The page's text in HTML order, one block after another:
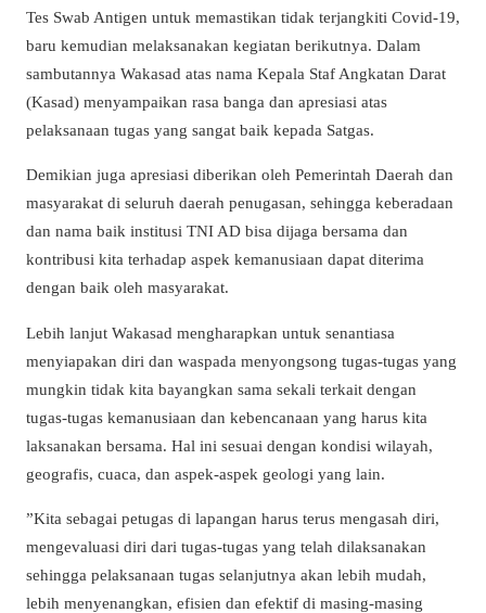
Tes Swab Antigen untuk memastikan tidak terjangkiti Covid-19,
baru kemudian melaksanakan kegiatan berikutnya. Dalam
sambutannya Wakasad atas nama Kepala Staf Angkatan Darat
(Kasad) menyampaikan rasa banga dan apresiasi atas
pelaksanaan tugas yang sangat baik kepada Satgas.
Demikian juga apresiasi diberikan oleh Pemerintah Daerah dan
masyarakat di seluruh daerah penugasan, sehingga keberadaan
dan nama baik institusi TNI AD bisa dijaga bersama dan
kontribusi kita terhadap aspek kemanusiaan dapat diterima
dengan baik oleh masyarakat.
Lebih lanjut Wakasad mengharapkan untuk senantiasa
menyiapakan diri dan waspada menyongsong tugas-tugas yang
mungkin tidak kita bayangkan sama sekali terkait dengan
tugas-tugas kemanusiaan dan kebencanaan yang harus kita
laksanakan bersama. Hal ini sesuai dengan kondisi wilayah,
geografis, cuaca, dan aspek-aspek geologi yang lain.
”Kita sebagai petugas di lapangan harus terus mengasah diri,
mengevaluasi diri dari tugas-tugas yang telah dilaksanakan
sehingga pelaksanaan tugas selanjutnya akan lebih mudah,
lebih menyenangkan, efisien dan efektif di masing-masing